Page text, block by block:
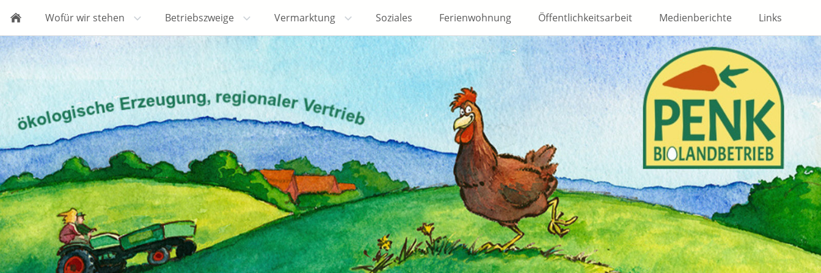
Wofür wir stehen Betriebszweige Vermarktung Soziales Ferienwohnung Öffentlichkeitsarbeit Medienberichte Links